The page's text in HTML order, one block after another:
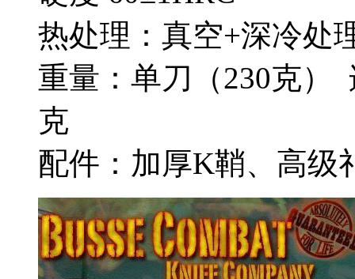
热处理：真空+深冷处
重量：单刀（230克）
配件：加厚K鞘、高级